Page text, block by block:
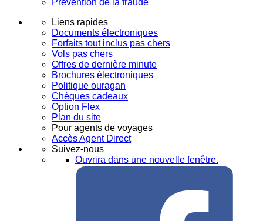
Prévention de la fraude
Liens rapides
Documents électroniques
Forfaits tout inclus pas chers
Vols pas chers
Offres de dernière minute
Brochures électroniques
Politique ouragan
Chèques cadeaux
Option Flex
Plan du site
Pour agents de voyages
Accès Agent Direct
Suivez-nous
Ouvrira dans une nouvelle fenêtre.